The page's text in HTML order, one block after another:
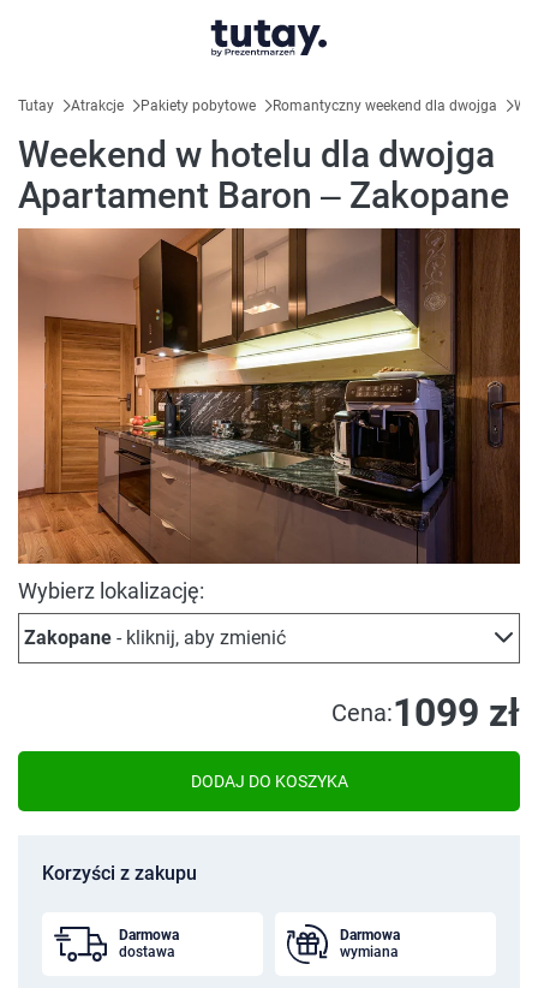
Tutay Atrakcje Pakiety pobytowe Romantyczny weekend dla dwojga
Weekend w hotelu dla dwojga
Apartament Baron – Zakopane
Wybierz lokalizację:
Zakopane - kliknij, aby zmienić
Cena:1099 zł
DODAJ DO KOSZYKA
Korzyści z zakupu
Darmowa
dostawa
Darmowa
wymiana